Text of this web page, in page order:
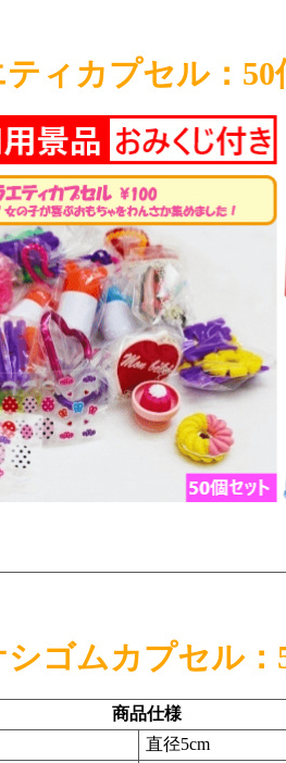
ィカプセル：50
ゴムカプセル：
商品仕様
直径5cm